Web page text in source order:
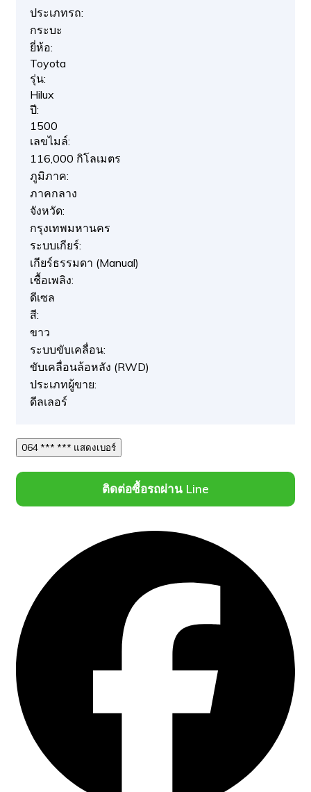
ประเภทรถ:
กระบะ
ยี่ห้อ:
Toyota
รุ่น:
Hilux
ปี:
1500
เลขไมล์:
116,000 กิโลเมตร
ภูมิภาค:
ภาคกลาง
จังหวัด:
กรุงเทพมหานคร
ระบบเกียร์:
เกียร์ธรรมดา (Manual)
เชื้อเพลิง:
ดีเซล
สี:
ขาว
ระบบขับเคลื่อน:
ขับเคลื่อนล้อหลัง (RWD)
ประเภทผู้ขาย:
ดีลเลอร์
064 *** *** แสดงเบอร์
ติดต่อซื้อรถผ่าน Line